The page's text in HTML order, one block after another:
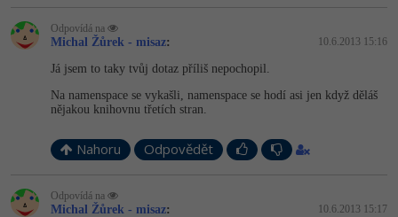
Datová analýza
Digitální gramotnost
Marketing -30%
WordPress
SEO
HTML/CSS
Photoshop
Adobe Illustrator -80%
Adobe Lightroom -30%
Adobe XD
Příběhy absolventů
Kariéra
Odpovídá na
Michal Žůrek - misaz: 10.6.2013 15:16
Já jsem to taky tvůj dotaz příliš nepochopil.
Na namenspace se vykašli, namenspace se hodí asi jen když děláš
nějakou knihovnu třetích stran.
Nahoru Odpovědět
Odpovídá na
Michal Žůrek - misaz: 10.6.2013 15:17